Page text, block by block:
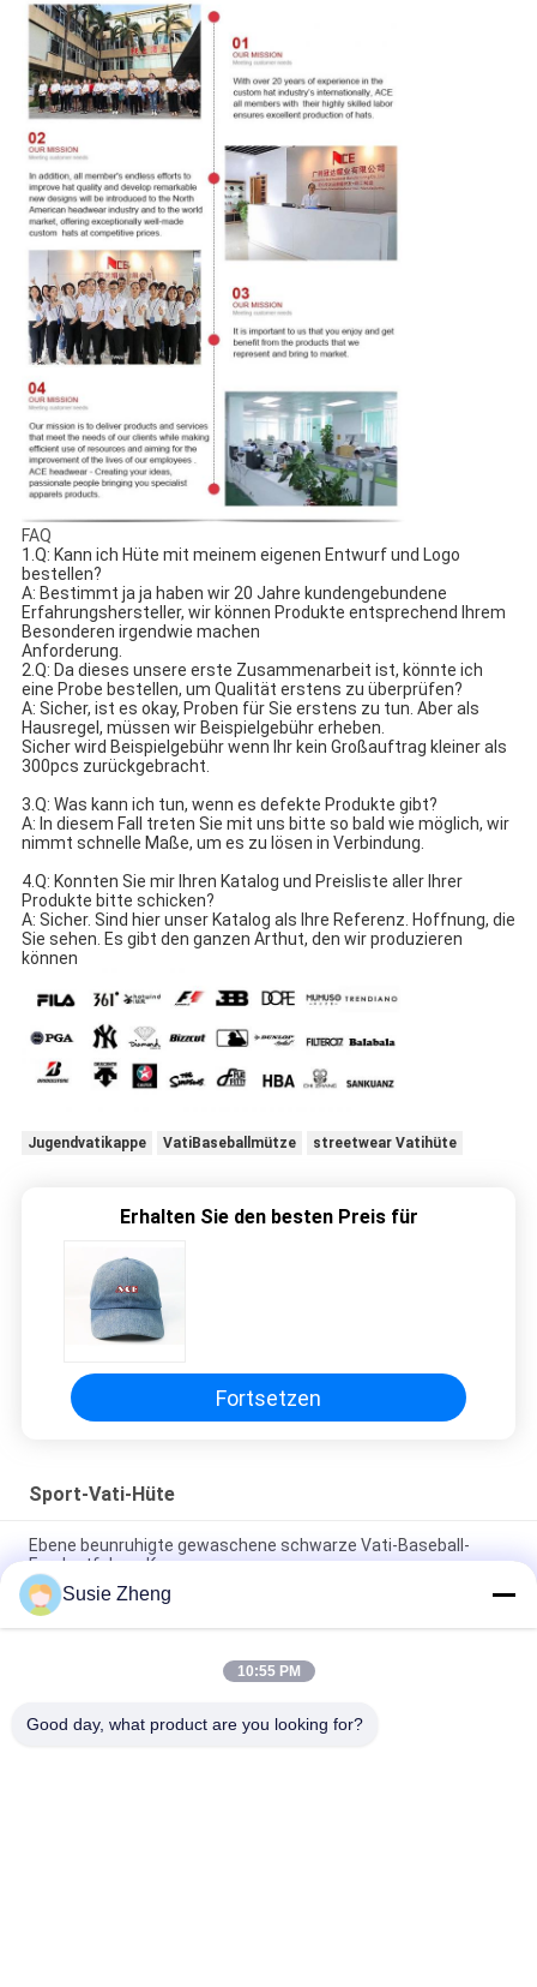
FAQ
1.Q: Kann ich Hüte mit meinem eigenen Entwurf und Logo
bestellen?
A: Bestimmt ja ja haben wir 20 Jahre kundengebundene
Erfahrungshersteller, wir können Produkte entsprechend Ihrem
Besonderen irgendwie machen
Anforderung.
2.Q: Da dieses unsere erste Zusammenarbeit ist, könnte ich
eine Probe bestellen, um Qualität erstens zu überprüfen?
A: Sicher, ist es okay, Proben für Sie erstens zu tun. Aber als
Hausregel, müssen wir Beispielgebühr erheben.
Sicher wird Beispielgebühr wenn Ihr kein Großauftrag kleiner als
300pcs zurückgebracht.
3.Q: Was kann ich tun, wenn es defekte Produkte gibt?
A: In diesem Fall treten Sie mit uns bitte so bald wie möglich, wir
nimmt schnelle Maße, um es zu lösen in Verbindung.
4.Q: Konnten Sie mir Ihren Katalog und Preisliste aller Ihrer
Produkte bitte schicken?
A: Sicher. Sind hier unser Katalog als Ihre Referenz. Hoffnung, die
Sie sehen. Es gibt den ganzen Arthut, den wir produzieren
können
Jugendvatikappe VatiBaseballmütze streetwear Vatihüte
Erhalten Sie den besten Preis für
Fortsetzen
Sport-Vati-Hüte
Ebene beunruhigte gewaschene schwarze Vati-Baseball-
Fernlastfahrer-Kappe
56cm unstrukturierte Vati-Baseballmütze-Stickerei Logo
Customized
Freier Raum trägt Vati-Hüte mit Sonntags-Metallschnallen-
Susie Zheng
10:55 PM
Good day, what product are you looking for?